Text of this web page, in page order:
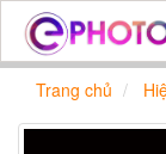
Trang chủ